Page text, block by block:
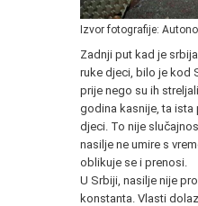
Izvor fotografije:
Zadnji put kad je
ruke djeci, bilo je kod
prije nego su ih
godina kasnije, ta ista
djeci. To nije
nasilje ne umire s
oblikuje se i prenosi.
U Srbiji, nasilje nije
konstanta. Vlasti